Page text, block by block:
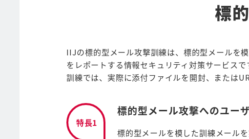
標
IIJの標的型メール攻撃訓練は、標的型メールを
をレポートする情報セキュリティ対策サービスで
訓練では、実際に添付ファイルを開封、または
特長1
標的型メール攻撃へのユー
標的型メールを模した訓練メール